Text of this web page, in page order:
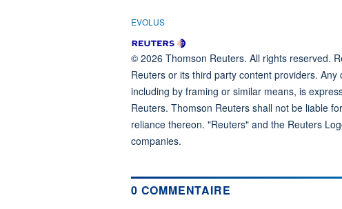
EVOLUS
© 2026 Thomson Reuters. All rights reserved.
Reuters or its third party content providers.
including by framing or similar means, is
Reuters. Thomson Reuters shall not be liable
reliance thereon. "Reuters" and the Reuters
companies.
0 COMMENTAIRE